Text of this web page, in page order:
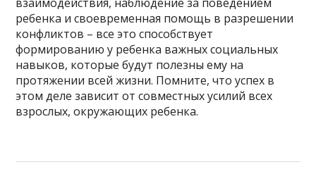
ребенка и своевременная помощь в разрешении
конфликтов – все это способствует
формированию у ребенка важных социальных
навыков, которые будут полезны ему на
протяжении всей жизни. Помните, что успех в
этом деле зависит от совместных усилий всех
взрослых, окружающих ребенка.